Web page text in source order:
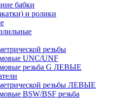
бабки
и ролики
резьбы
UNC/UNF
резьба G ЛЕВЫЕ
резьбы ЛЕВЫЕ
BSW/BSF резьба